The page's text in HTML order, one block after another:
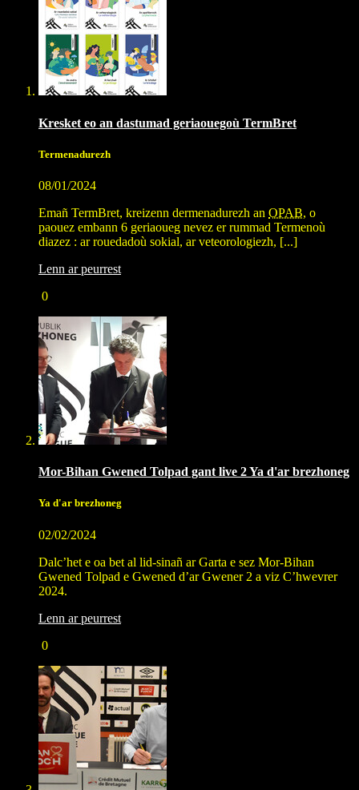
Kresket eo an dastumad geriaouegoù TermBret
Termenadurezh
08/01/2024
Emañ TermBret, kreizenn dermenadurezh an OPAB, o
paouez embann 6 geriaoueg nevez er rummad Termenoù
diazez : ar rouedadoù sokial, ar veteorologiezh, [...]
Lenn ar peurrest
0
Mor-Bihan Gwened Tolpad gant live 2 Ya d'ar brezhoneg
Ya d'ar brezhoneg
02/02/2024
Dalc’het e oa bet al lid-sinañ ar Garta e sez Mor-Bihan
Gwened Tolpad e Gwened d’ar Gwener 2 a viz C’hwevrer
2024.
Lenn ar peurrest
0